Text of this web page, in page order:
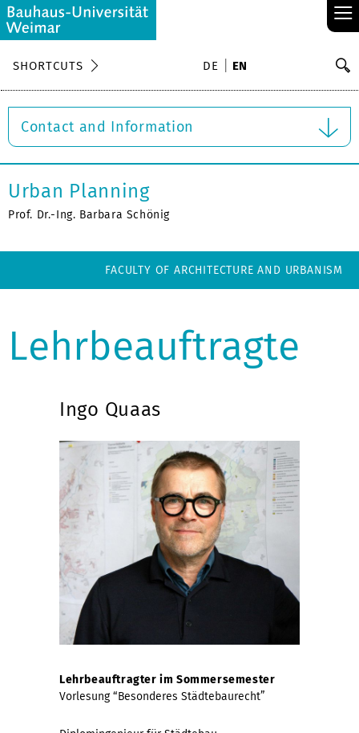
≡
SHORTCUTS DE EN
Contact and Information
Urban Planning
Prof. Dr.-Ing. Barbara Schönig
FACULTY OF ARCHITECTURE AND URBANISM
Lehrbeauftragte
Ingo Quaas
Lehrbeauftragter im Sommersemester
Vorlesung “Besonderes Städtebaurecht”